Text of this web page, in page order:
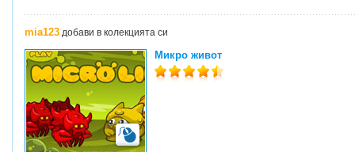
mia123 добави в колекцията си
Микро живот